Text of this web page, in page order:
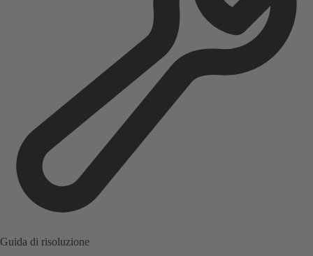
Guida di risoluzione